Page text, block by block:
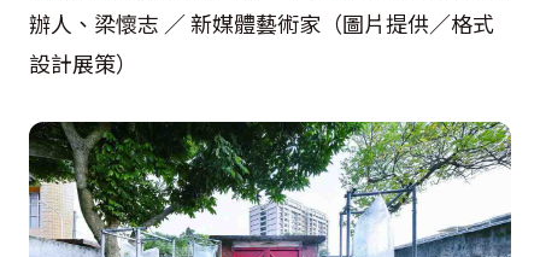
辦人、梁懷志 ／ 新媒體藝術家（圖片提供／格式
設計展策）